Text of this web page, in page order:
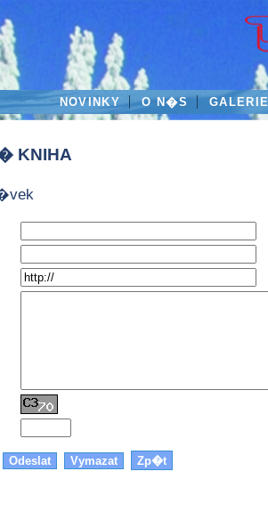
NOVINKY O N�S
KNIHA